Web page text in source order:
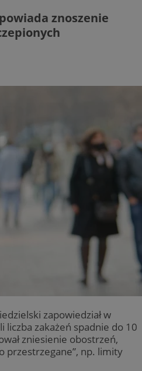
znoszenie
zapowiedział w
liczba zakażeń spadnie do 10
zniesienie obostrzeń,
przestrzegane”, np. limity